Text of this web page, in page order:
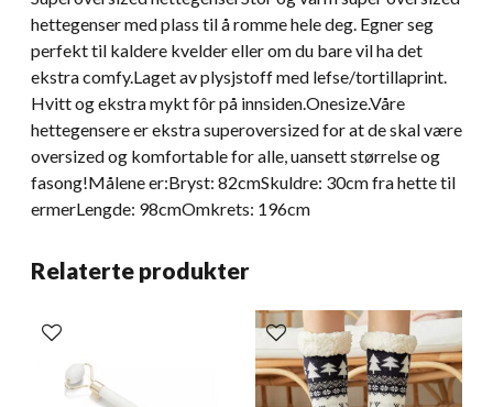
hettegenser med plass til å romme hele deg. Egner seg
perfekt til kaldere kvelder eller om du bare vil ha det
ekstra comfy.Laget av plysjstoff med lefse/tortillaprint.
Hvitt og ekstra mykt fôr på innsiden.Onesize.Våre
hettegensere er ekstra superoversized for at de skal være
oversized og komfortable for alle, uansett størrelse og
fasong!Målene er:Bryst: 82cmSkuldre: 30cm fra hette til
ermerLengde: 98cmOmkrets: 196cm
Relaterte produkter